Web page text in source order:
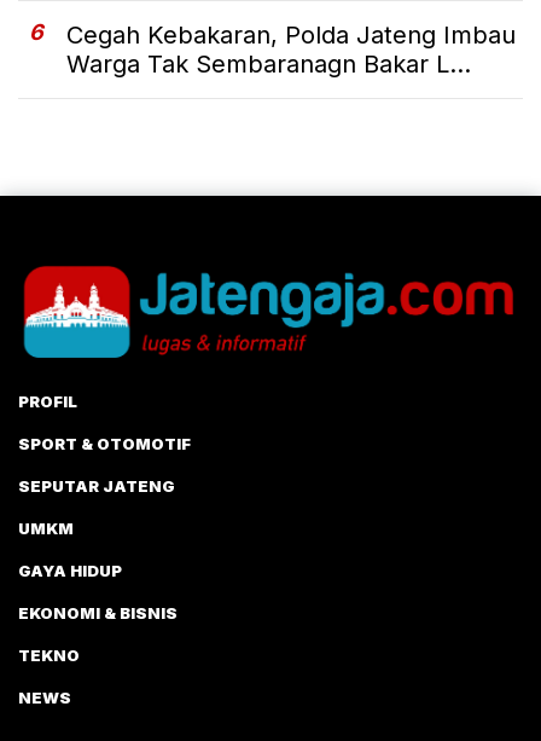
6
Cegah Kebakaran, Polda Jateng Imbau
Warga Tak Sembaranagn Bakar L...
PROFIL
SPORT & OTOMOTIF
SEPUTAR JATENG
UMKM
GAYA HIDUP
EKONOMI & BISNIS
TEKNO
NEWS